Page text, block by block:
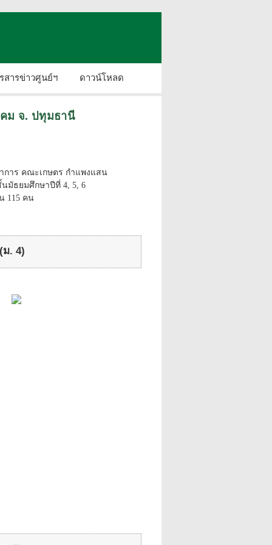
สารข่าวศูนย์ฯ ดาวน์โหลด
คม จ. ปทุมธานี
การ คณะเกษตร กำแพงแสน
มัธยมศึกษาปีที่ 4, 5, 6
115 คน
. 4)